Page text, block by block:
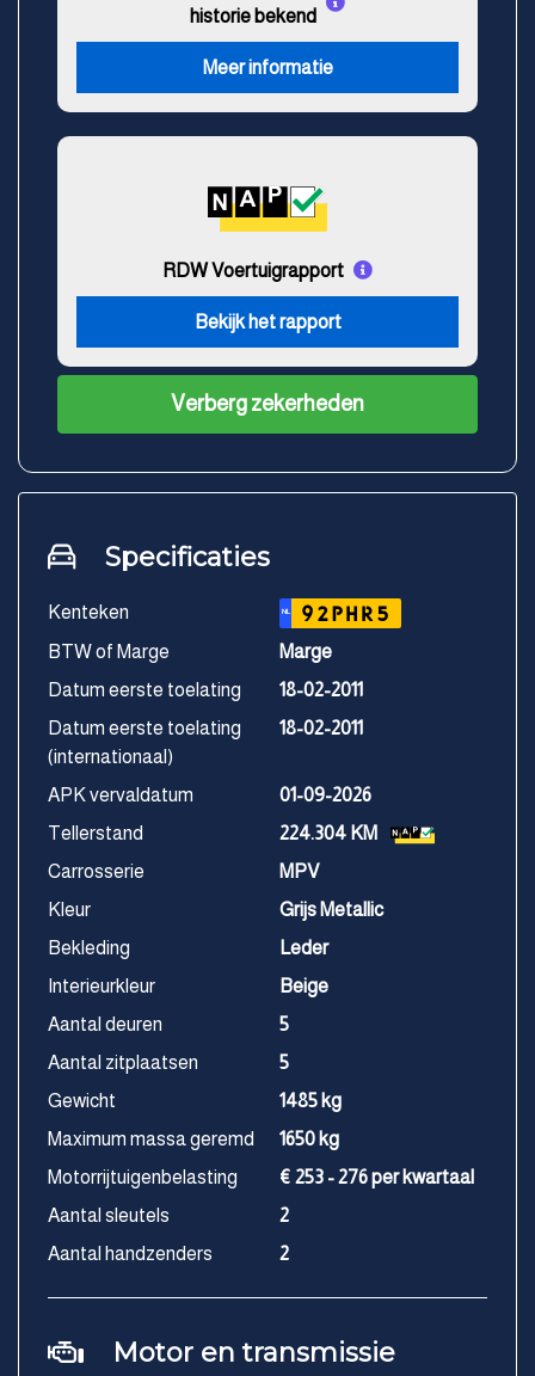
historie bekend
Meer informatie
RDW Voertuigrapport
Bekijk het rapport
Verberg zekerheden
Specificaties
Kenteken NL 92PHR5
BTW of Marge
Marge
Datum eerste toelating
18-02-2011
Datum eerste toelating
(internationaal)
18-02-2011
APK vervaldatum
01-09-2026
Tellerstand
224.304 KM
Carrosserie
MPV
Kleur
Grijs Metallic
Bekleding
Leder
Interieurkleur
Beige
Aantal deuren
5
Aantal zitplaatsen
5
Gewicht
1485 kg
Maximum massa geremd
1650 kg
Motorrijtuigenbelasting
€ 253 - 276 per kwartaal
Aantal sleutels
2
Aantal handzenders
2
Motor en transmissie